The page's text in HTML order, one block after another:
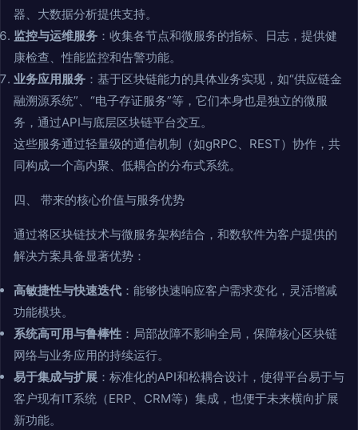
器、大数据分析提供支持。
监控与运维服务 ：收集各节点和微服务的指标、日志，提供健
康检查、性能监控和告警功能。
业务应用服务 ：基于区块链能力的具体业务实现，如“供应链金
融溯源系统”、“电子存证服务”等，它们本身也是独立的微服
务，通过API与底层区块链平台交互。
这些服务通过轻量级的通信机制（如gRPC、REST）协作，共
同构成一个高内聚、低耦合的分布式系统。
四、 带来的核心价值与服务优势
通过将区块链技术与微服务架构结合，和数软件为客户提供的
解决方案具备显著优势：
高敏捷性与快速迭代 ：能够快速响应客户需求变化，灵活增减
功能模块。
系统高可用与鲁棒性 ：局部故障不影响全局，保障核心区块链
网络与业务应用的持续运行。
易于集成与扩展 ：标准化的API和松耦合设计，使得平台易于与
客户现有IT系统（ERP、CRM等）集成，也便于未来横向扩展
新功能。